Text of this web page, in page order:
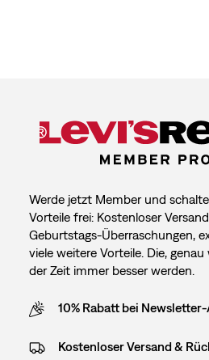
Werde jetzt Member und
Vorteile frei: Kostenloser
Geburtstags-Überraschungen,
viele weitere Vorteile. Die,
der Zeit immer besser werden.
10% Rabatt bei
Kostenloser Versand &